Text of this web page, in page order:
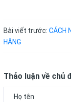
Bài viết trước: CÁCH
HÃNG
Thảo luận về chủ